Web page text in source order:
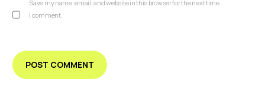
Save my name, email, and website in this browser for the next time
I comment.